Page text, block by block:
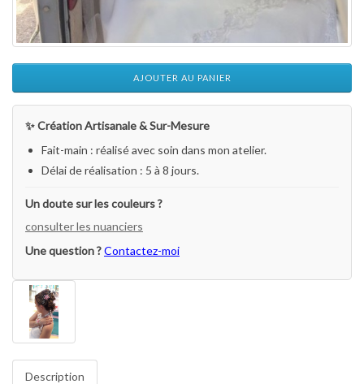
AJOUTER AU PANIER
✨ Création Artisanale & Sur-Mesure
Fait-main : réalisé avec soin dans mon atelier.
Délai de réalisation : 5 à 8 jours.
Un doute sur les couleurs ?
consulter les nuanciers
Une question ?Contactez-moi
Description